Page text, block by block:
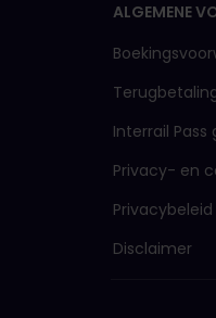
ALGEMENE
Interrail
Privacy- en
Disclaimer